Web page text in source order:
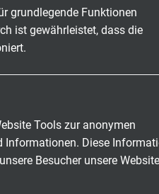
grundlegende Funktionen
ist gewährleistet, dass die
Tools zur anonymen
Informationen. Diese
Besucher unsere Website
und
Anfrage senden